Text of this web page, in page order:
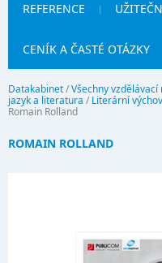
REFERENCE
CENÍK A ČASTÉ OTÁZKY
Datakabinet/Všechny
jazyk a literatura / Literární
Romain Rolland
ROMAIN ROLLAND